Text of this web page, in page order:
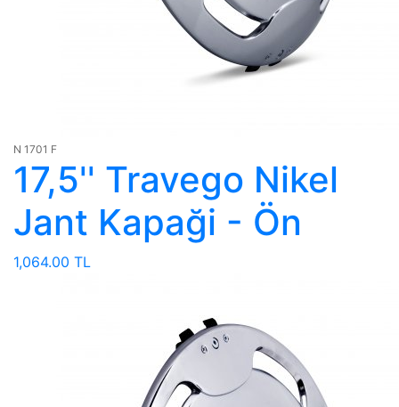
N 1701 F
17,5'' Travego Nikel
Jant Kapaği - Ön
1,064.00 TL